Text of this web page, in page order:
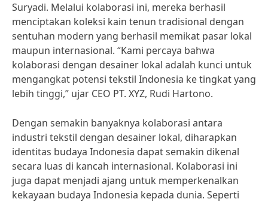
Suryadi. Melalui kolaborasi ini, mereka berhasil
menciptakan koleksi kain tenun tradisional dengan
sentuhan modern yang berhasil memikat pasar lokal
maupun internasional. “Kami percaya bahwa
kolaborasi dengan desainer lokal adalah kunci untuk
mengangkat potensi tekstil Indonesia ke tingkat yang
lebih tinggi,” ujar CEO PT. XYZ, Rudi Hartono.
Dengan semakin banyaknya kolaborasi antara
industri tekstil dengan desainer lokal, diharapkan
identitas budaya Indonesia dapat semakin dikenal
secara luas di kancah internasional. Kolaborasi ini
juga dapat menjadi ajang untuk memperkenalkan
kekayaan budaya Indonesia kepada dunia. Seperti